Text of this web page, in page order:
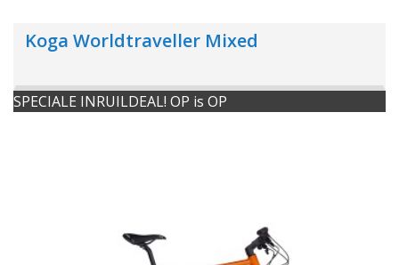
Koga Worldtraveller Mixed
SPECIALE INRUILDEAL! OP is OP